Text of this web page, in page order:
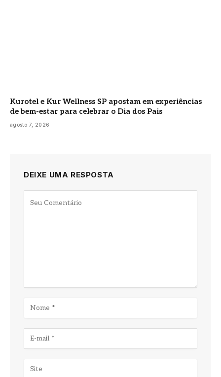
Kurotel e Kur Wellness SP apostam em experiências
de bem-estar para celebrar o Dia dos Pais
agosto 7, 2026
DEIXE UMA RESPOSTA